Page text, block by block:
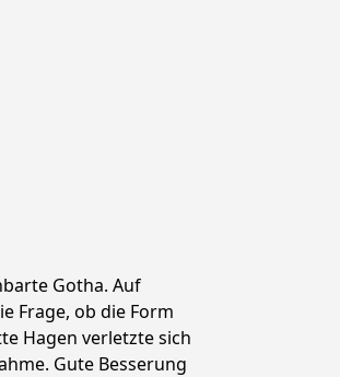
Gotha. Auf
Frage, ob die Form
Hagen verletzte sich
Gute Besserung